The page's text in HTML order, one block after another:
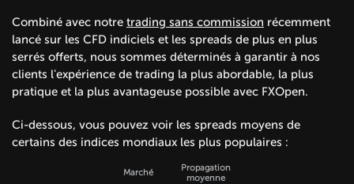
Combiné avec notre trading sans commission récemment
lancé sur les CFD indiciels et les spreads de plus en plus
serrés offerts, nous sommes déterminés à garantir à nos
clients l'expérience de trading la plus abordable, la plus
pratique et la plus avantageuse possible avec FXOpen.
Ci-dessous, vous pouvez voir les spreads moyens de
certains des indices mondiaux les plus populaires :
Marché
Propagation
moyenne